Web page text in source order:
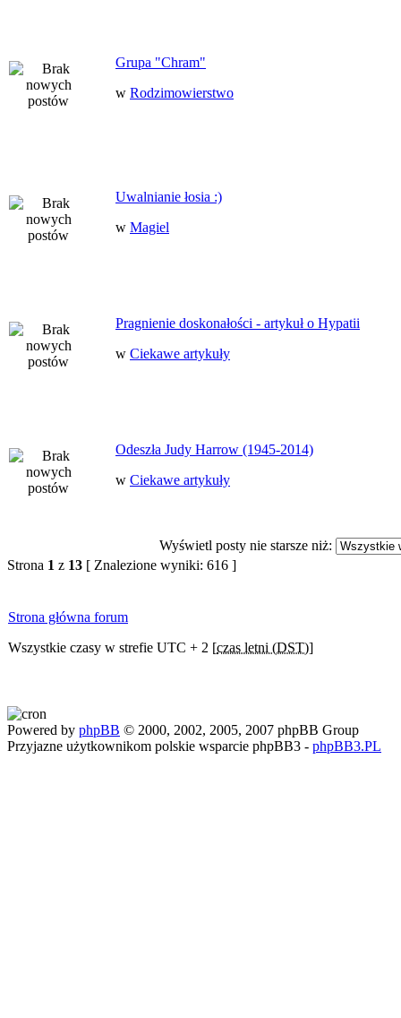
Grupa "Chram"
w Rodzimowierstwo
Uwalnianie łosia :)
w Magiel
Pragnienie doskonałości - artykuł o Hypatii
w Ciekawe artykuły
Odeszła Judy Harrow (1945-2014)
w Ciekawe artykuły
Wyświetl posty nie starsze niż:
Strona 1 z 13 [ Znalezione wyniki: 616 ]
Strona główna forum
Wszystkie czasy w strefie UTC + 2 [czas letni (DST)]
Powered by phpBB © 2000, 2002, 2005, 2007 phpBB Group
Przyjazne użytkownikom polskie wsparcie phpBB3 - phpBB3.PL